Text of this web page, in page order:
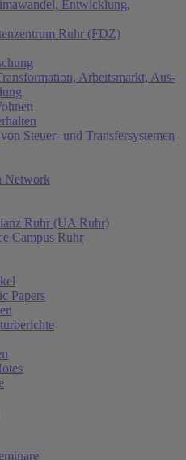
Entwicklung,
Ruhr (FDZ)
Arbeitsmarkt, Aus-
Steuer- und Transfersystemen
Network
Ruhr (UA Ruhr)
Campus Ruhr
Papers